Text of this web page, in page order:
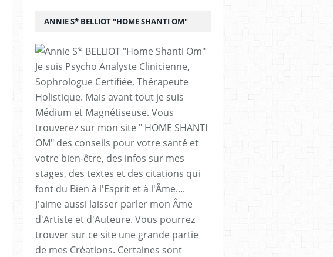
ANNIE S* BELLIOT "HOME SHANTI OM"
Je suis Psycho Analyste Clinicienne,
Sophrologue Certifiée, Thérapeute
Holistique. Mais avant tout je suis
Médium et Magnétiseuse. Vous
trouverez sur mon site " HOME SHANTI
OM" des conseils pour votre santé et
votre bien-être, des infos sur mes
stages, des textes et des citations qui
font du Bien à l'Esprit et à l'Âme....
J'aime aussi laisser parler mon Âme
d'Artiste et d'Auteure. Vous pourrez
trouver sur ce site une grande partie
de mes Créations. Certaines sont